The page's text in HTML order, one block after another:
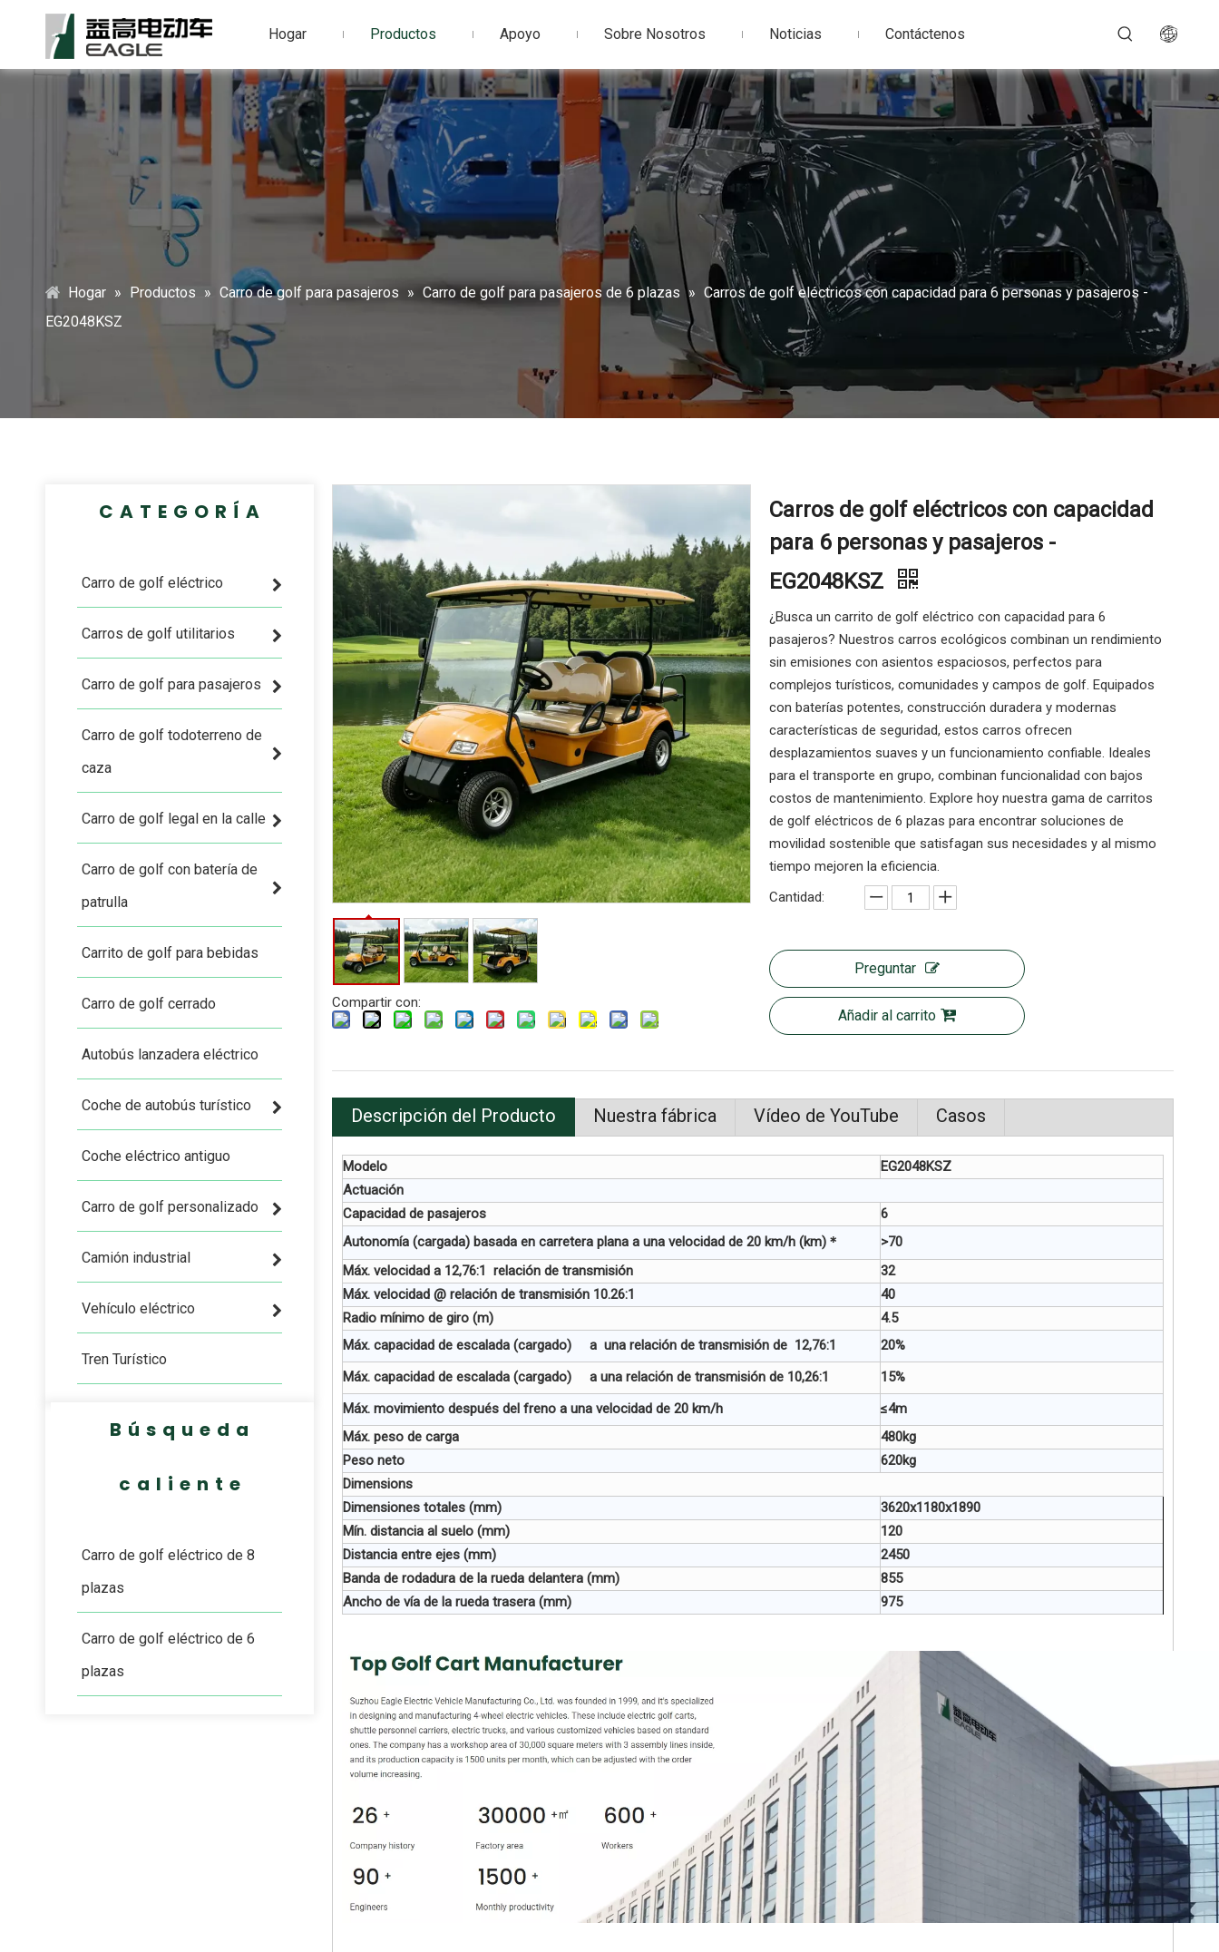
Hogar Productos Apoyo Sobre Nosotros Noticias Contáctenos
Hogar » Productos » Carro de golf para pasajeros » Carro de golf para pasajeros de 6 plazas » Carros de golf eléctricos con capacidad para 6 personas y pasajeros -
EG2048KSZ
CATEGORÍA
Carro de golf eléctrico
Carros de golf utilitarios
Carro de golf para pasajeros
Carro de golf todoterreno de
caza
Carro de golf legal en la calle
Carro de golf con batería de
patrulla
Carrito de golf para bebidas
Carro de golf cerrado
Autobús lanzadera eléctrico
Coche de autobús turístico
Coche eléctrico antiguo
Carro de golf personalizado
Camión industrial
Vehículo eléctrico
Tren Turístico
Búsqueda
caliente
Carro de golf eléctrico de 8
plazas
Carro de golf eléctrico de 6
plazas
Compartir con:
Carros de golf eléctricos con capacidad
para 6 personas y pasajeros -
EG2048KSZ
¿Busca un carrito de golf eléctrico con capacidad para 6
pasajeros? Nuestros carros ecológicos combinan un rendimiento
sin emisiones con asientos espaciosos, perfectos para
complejos turísticos, comunidades y campos de golf. Equipados
con baterías potentes, construcción duradera y modernas
características de seguridad, estos carros ofrecen
desplazamientos suaves y un funcionamiento confiable. Ideales
para el transporte en grupo, combinan funcionalidad con bajos
costos de mantenimiento. Explore hoy nuestra gama de carritos
de golf eléctricos de 6 plazas para encontrar soluciones de
movilidad sostenible que satisfagan sus necesidades y al mismo
tiempo mejoren la eficiencia.
Cantidad:
Preguntar
Añadir al carrito
Descripción del Producto Nuestra fábrica Vídeo de YouTube Casos
Modelo
EG2048KSZ
Actuación
Capacidad de pasajeros
6
Autonomía (cargada) basada en carretera plana a una velocidad de 20 km/h (km)＊
>70
Máx. velocidad a 12,76:1 relación de transmisión
32
Máx. velocidad @ relación de transmisión 10.26:1
40
Radio mínimo de giro (m)
4.5
Máx. capacidad de escalada (cargado) a una relación de transmisión de 12,76:1
20%
Máx. capacidad de escalada (cargado) a una relación de transmisión de 10,26:1
15%
Máx. movimiento después del freno a una velocidad de 20 km/h
≤4m
Máx. peso de carga
480kg
Peso neto
620kg
Dimensions
Dimensiones totales (mm)
3620x1180x1890
Mín. distancia al suelo (mm)
120
Distancia entre ejes (mm)
2450
Banda de rodadura de la rueda delantera (mm)
855
Ancho de vía de la rueda trasera (mm)
975